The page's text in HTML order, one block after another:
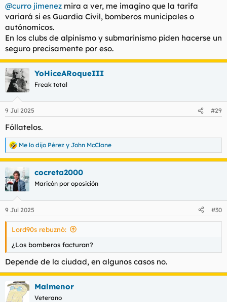
@curro jimenez mira a ver, me imagino que la tarifa
variará si es Guardia Civil, bomberos municipales o
autónomicos.
En los clubs de alpinismo y submarinismo piden hacerse un
seguro precisamente por eso.
YoHiceARoqueIII
Freak total
9 Jul 2025 #29
Fóllatelos.
R
e
a
c
c
i
e
s
Me lo dijo Pérez y John McClane
cocreta2000
Maricón por oposición
9 Jul 2025 #30
Lord90s rebuznó:
¿Los bomberos facturan?
Depende de la ciudad, en algunos casos no.
Malmenor
Veterano